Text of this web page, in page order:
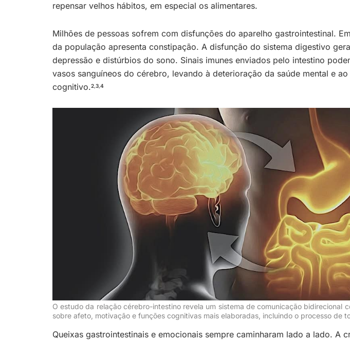
repensar velhos hábitos, em especial os alimentares.
Milhões de pessoas sofrem com disfunções do aparelho gastrointestinal.
da população apresenta constipação. A disfunção do sistema digestivo
depressão e distúrbios do sono. Sinais imunes enviados pelo intestino
vasos sanguíneos do cérebro, levando à deterioração da saúde mental e
cognitivo.2,3,4
O estudo da relação cérebro-intestino revela um sistema de comunicação bidirecional
sobre afeto, motivação e funções cognitivas mais elaboradas, incluindo o processo de
Queixas gastrointestinais e emocionais sempre caminharam lado a lado. A